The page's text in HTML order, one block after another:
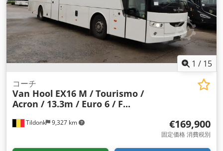
1 / 15
Tildonk 9,327 km
コーチ
Van Hool EX16 M / Tourismo /
Acron / 13.3m / Euro 6 / F...
€169,900
固定価格 消費税別